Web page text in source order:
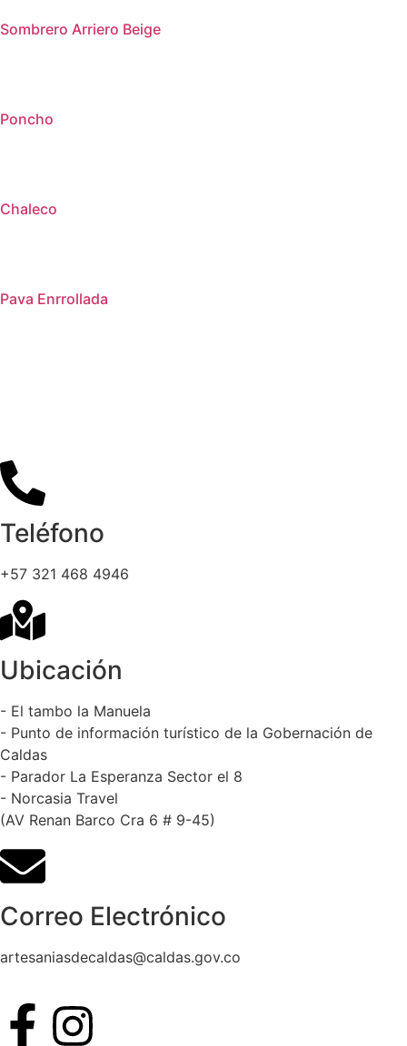
Sombrero Arriero Beige
Poncho
Chaleco
Pava Enrrollada
Teléfono
+57 321 468 4946
Ubicación
- El tambo la Manuela
- Punto de información turístico de la Gobernación de
Caldas
- Parador La Esperanza Sector el 8
- Norcasia Travel
(AV Renan Barco Cra 6 # 9-45)
Correo Electrónico
artesaniasdecaldas@caldas.gov.co